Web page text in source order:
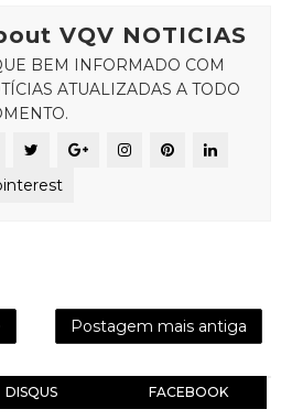
VQV NOTICIAS
BEM INFORMADO COM
ATUALIZADAS A TODO
Postagem mais antiga
DISQUS FACEBOOK